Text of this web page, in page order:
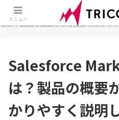
ホーム マーケティング MA
とは？製品の概要から特長まで分かり
Salesforce
は？製品の概要
かりやすく説明
メニュー